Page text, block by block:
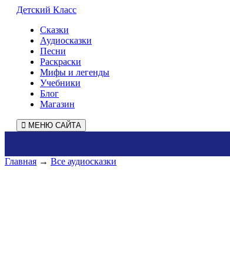
Детский Класс
Сказки
Аудиосказки
Песни
Раскраски
Мифы и легенды
Учебники
Блог
Магазин
МЕНЮ САЙТА
Главная → Все аудиосказки